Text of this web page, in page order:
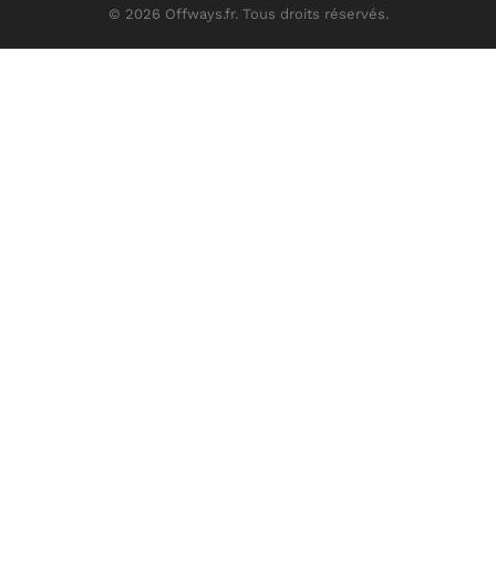
© 2026 Offways.fr. Tous droits réservés.